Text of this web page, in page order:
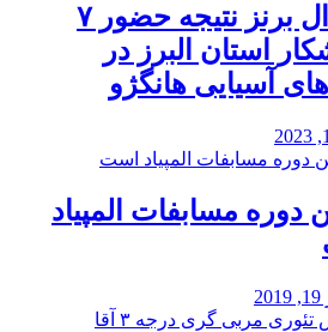
۲ مدال برنز نتیجه حضور ۷
استان البرز در
آسیایی هانگژو
دوره مسابفات المپیاد